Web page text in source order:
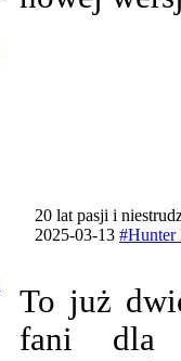
20 lat pasji i
2025-03-13
To już
fani dla